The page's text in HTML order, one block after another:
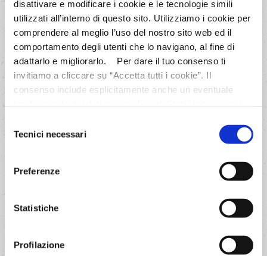
disattivare e modificare i cookie e le tecnologie simili
utilizzati all’interno di questo sito. Utilizziamo i cookie per
comprendere al meglio l’uso del nostro sito web ed il
comportamento degli utenti che lo navigano, al fine di
adattarlo e migliorarlo. Per dare il tuo consenso ti
invitiamo a cliccare su “Accetta tutti i cookie”. Il
consenso include esplicitamente anche un eventuale
anche sul trasferimento dei dati a fornitori di tecnologia e
partner negli Stati Uniti consultare la nostra informativa
selezionare o negare il tuo consenso per alcuni o tutti i
possibile revocare il consenso in qualsiasi momento.
delTecnici necessari
Preferenze
Statistiche
Profilazione
Unisci al composto la farina
mescolata e setacciata con la
frumina e per ultimo il LIEVITO
PANE DEGLI ANGELI anch'esso
setacciato. Incorpora le bacche e
il latte.
AVANTI
Versa il composto in uno stampo